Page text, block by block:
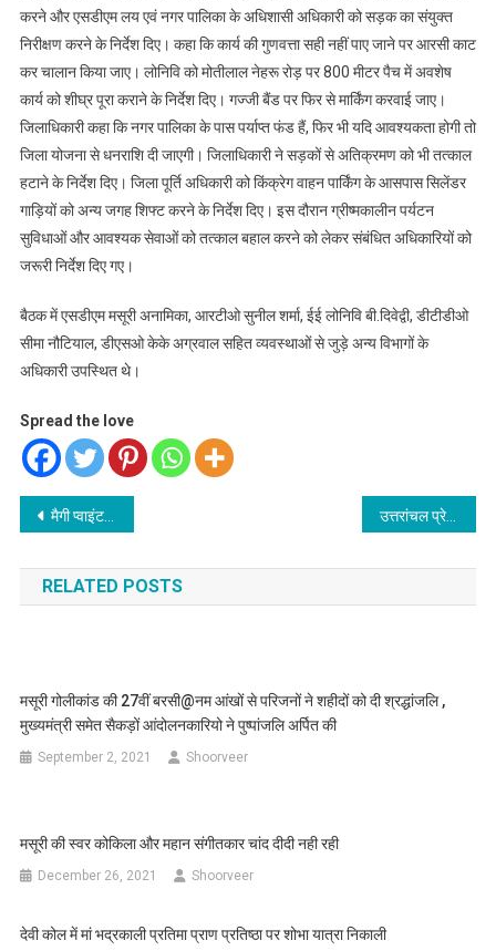
करने और एसडीएम लय एवं नगर पालिका के अधिशासी अधिकारी को सड़क का संयुक्त
निरीक्षण करने के निर्देश दिए। कहा कि कार्य की गुणवत्ता सही नहीं पाए जाने पर आरसी काट
कर चालान किया जाए। लोनिवि को मोतीलाल नेहरू रोड़ पर 800 मीटर पैच में अवशेष
कार्य को शीघ्र पूरा कराने के निर्देश दिए। गज्जी बैंड पर फिर से मार्किंग करवाई जाए।
जिलाधिकारी कहा कि नगर पालिका के पास पर्याप्त फंड हैं, फिर भी यदि आवश्यकता होगी तो
जिला योजना से धनराशि दी जाएगी। जिलाधिकारी ने सड़कों से अतिक्रमण को भी तत्काल
हटाने के निर्देश दिए। जिला पूर्ति अधिकारी को किंक्रेग वाहन पार्किंग के आसपास सिलेंडर
गाड़ियों को अन्य जगह शिफ्ट करने के निर्देश दिए। इस दौरान ग्रीष्मकालीन पर्यटन
सुविधाओं और आवश्यक सेवाओं को तत्काल बहाल करने को लेकर संबंधित अधिकारियों को
जरूरी निर्देश दिए गए।
बैठक में एसडीएम मसूरी अनामिका, आरटीओ सुनील शर्मा, ईई लोनिवि बी.दिवेद्वी, डीटीडीओ
सीमा नौटियाल, डीएसओ केके अग्रवाल सहित व्यवस्थाओं से जुड़े अन्य विभागों के
अधिकारी उपस्थित थे।
Spread the love
Post
navigation
मैगी प्वाइंट के पास लगी भीषण आग, दो घंटे में आग पर काबू उत्तरांचल प्रेस क्लब अंतर क्रिकेट टूर्नामेंट में दून सुपर किंग व दून लायंस ने फाइनल में किया प्रवेश
RELATED POSTS
मसूरी गोलीकांड की 27वीं बरसी@नम आंखों से परिजनों ने शहीदों को दी श्रद्धांजलि ,
मुख्यमंत्री समेत सैकड़ों आंदोलनकारियो ने पुष्पांजलि अर्पित की
September 2, 2021 Shoorveer
मसूरी की स्वर कोकिला और महान संगीतकार चांद दीदी नही रही
December 26, 2021 Shoorveer
देवी कोल में मां भद्रकाली प्रतिमा प्राण प्रतिष्ठा पर शोभा यात्रा निकाली